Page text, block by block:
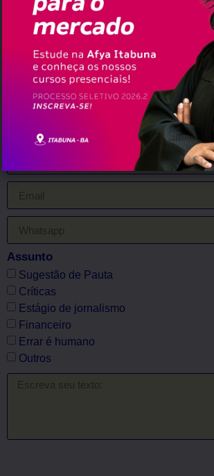
Fale Conosco.
Para enviar a sua sugestão de pauta ou
Assunto
Sugestão de Pauta
Críticas
Estágio de jornalismo
Financeiro
Errar é humano
Outros